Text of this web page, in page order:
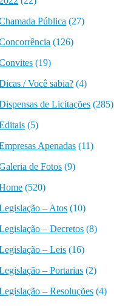
Pública (27)
(126)
(19)
/ Você sabia? (4)
de Licitações (285)
(5)
Apenadas (11)
de Fotos (9)
(520)
– Atos (10)
– Decretos (8)
– Leis (16)
– Portarias (2)
– Resoluções (4)